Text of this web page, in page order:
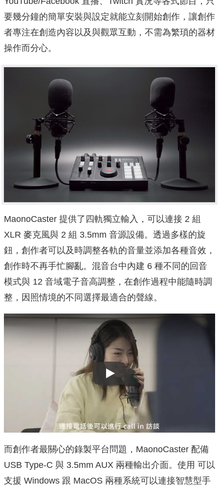
要幾分鐘的簡單安裝與設定就能立刻開始創作，讓創作
者專注在創造內容以及與觀眾互動，不需為繁瑣的器材
操作而分心。
MaonoCaster 提供了四軌獨立輸入，可以連接 2 組
XLR 麥克風與 2 組 3.5mm 音源設備。透過多樣的旋
鈕，創作者可以及時調整各軌的音量並添加各種音效，
創作時不再手忙腳亂。混音台中內建 6 種不同的回音
模式與 12 音域電子音高調整，在創作過程中能隨時調
整，因照情境的不同選擇最適合的聲線。
Play
而創作者最關心的錄製平台問題，MaonoCaster 配備
USB Type-C 與 3.5mm AUX 兩種輸出介面。使用 可以
支援 Windows 跟 MacOS 兩種系統可以連接智慧型手